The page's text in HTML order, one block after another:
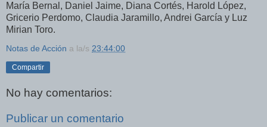
María Bernal, Daniel Jaime, Diana Cortés, Harold López,
Gricerio Perdomo, Claudia Jaramillo, Andrei García y Luz
Mirian Toro.
Notas de Acción a la/s 23:44:00
Compartir
No hay comentarios:
Publicar un comentario